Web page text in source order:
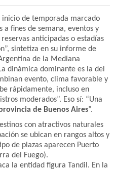
inicio de temporada marcado
a fines de semana, eventos y
anticipadas o estadías
sintetiza en su informe de
de la Mediana
dinámica dominante es la del
evento, clima favorable y
rápidamente, incluso en
moderados”. Eso sí: “Una
de Buenos Aires”.
con atractivos naturales
se ubican en rangos altos y
de plazas aparecen Puerto
del Fuego).
la entidad figura Tandil. En la